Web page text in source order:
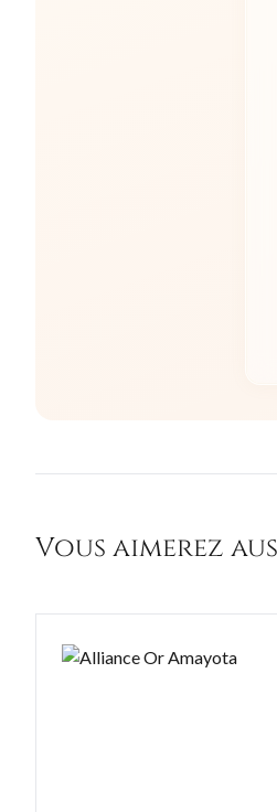
Vous aimerez